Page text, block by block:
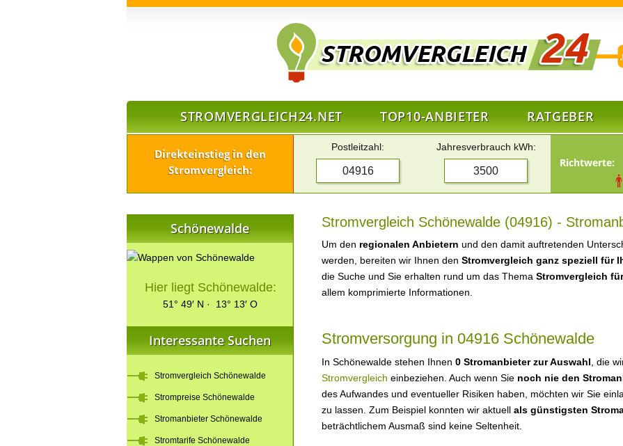
STROMVERGLEICH24.NET TOP10-ANBIETER RATGEBER
Direkteinstieg in den
Stromvergleich:
Postleitzahl: Jahresverbrauch kWh:
Richtwerte:
Stromvergleich Schönewalde (04916) -
Um den regionalen Anbietern und den damit auftretenden
werden, bereiten wir Ihnen den Stromvergleich ganz speziell für
die Suche und Sie erhalten rund um das Thema Stromvergleich
allem komprimierte Informationen.
Stromversorgung in 04916 Schönewalde
In Schönewalde stehen Ihnen 0 Stromanbieter zur Auswahl , die
Stromvergleich einbeziehen. Auch wenn Sie noch nie den
des Aufwandes und eventueller Risiken haben, möchten wir Sie
zu lassen. Zum Beispiel konnten wir aktuell als günstigsten
beträchtlichem Ausmaß sind keine Seltenheit.
Schönewalde
Hier liegt Schönewalde:
51° 49′ N · 13° 13′ O
Interessante Suchen
Stromvergleich Schönewalde
Strompreise Schönewalde
Stromanbieter Schönewalde
Stromtarife Schönewalde